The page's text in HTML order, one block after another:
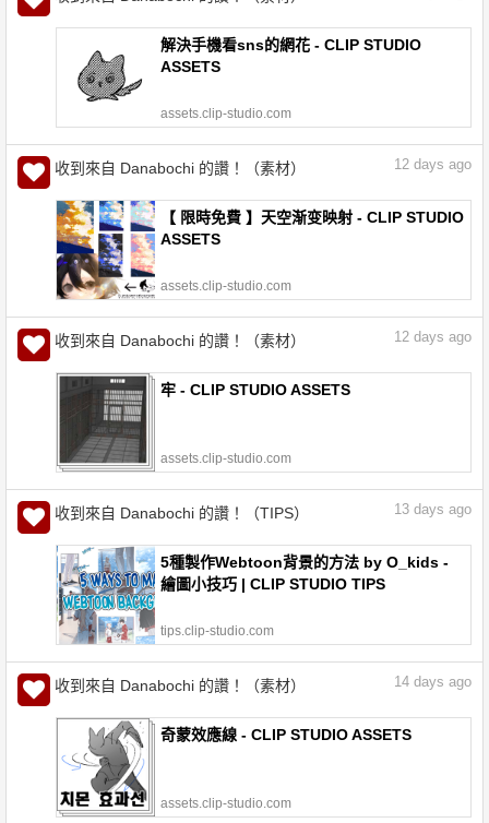
解決手機看sns的網花 - CLIP STUDIO
ASSETS
assets.clip-studio.com
收到來自 Danabochi 的讚！（素材） 12 days ago
【 限時免費 】天空渐变映射 - CLIP STUDIO
ASSETS
assets.clip-studio.com
收到來自 Danabochi 的讚！（素材） 12 days ago
牢 - CLIP STUDIO ASSETS
assets.clip-studio.com
收到來自 Danabochi 的讚！（TIPS） 13 days ago
5種製作Webtoon背景的方法 by O_kids -
繪圖小技巧 | CLIP STUDIO TIPS
tips.clip-studio.com
收到來自 Danabochi 的讚！（素材） 14 days ago
奇蒙效應線 - CLIP STUDIO ASSETS
assets.clip-studio.com